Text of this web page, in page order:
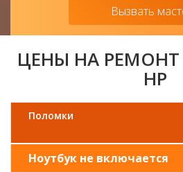
Вызвать
ЦЕНЫ НА
HP
Поломки
Ноутбук не включается